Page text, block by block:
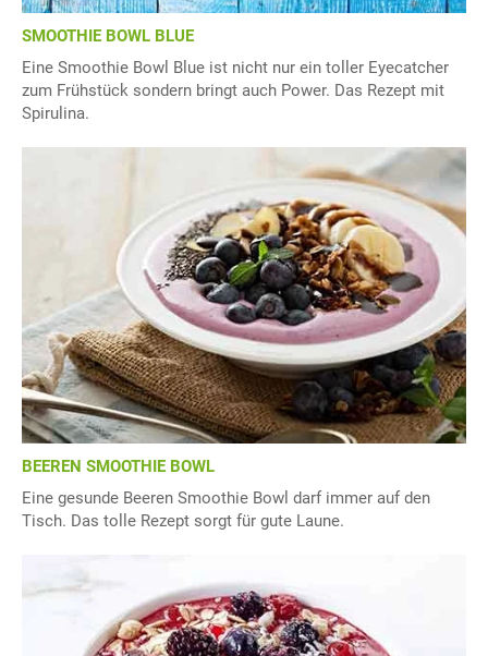
SMOOTHIE BOWL BLUE
Eine Smoothie Bowl Blue ist nicht nur ein toller Eyecatcher
zum Frühstück sondern bringt auch Power. Das Rezept mit
Spirulina.
BEEREN SMOOTHIE BOWL
Eine gesunde Beeren Smoothie Bowl darf immer auf den
Tisch. Das tolle Rezept sorgt für gute Laune.